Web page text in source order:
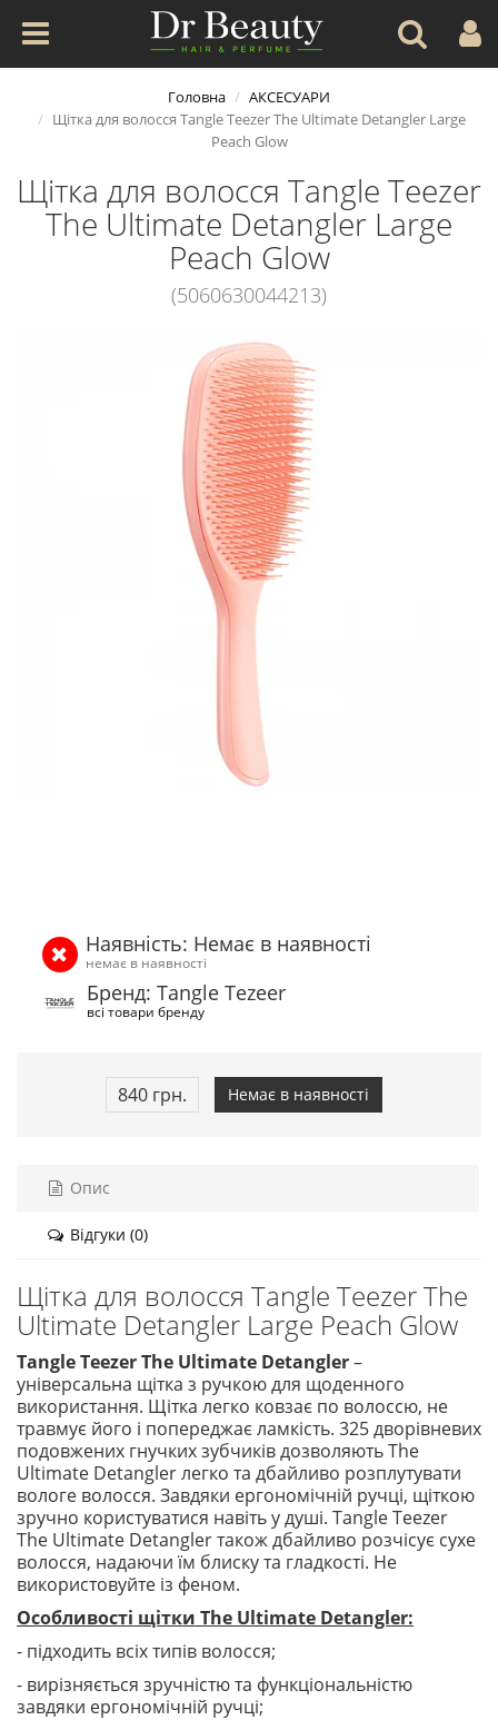
Головна
АКСЕСУАРИ
Щітка для волосся Tangle Teezer The Ultimate Detangler Large
Peach Glow
Щітка для волосся Tangle Teezer
The Ultimate Detangler Large
Peach Glow
(5060630044213)
Наявність: Немає в наявності
немає в наявності
Бренд: Tangle Tezeer
всі товари бренду
840 грн. Немає в наявності
Опис
Відгуки (0)
Щітка для волосся Tangle Teezer The
Ultimate Detangler Large Peach Glow
Tangle Teezer The Ultimate Detangler–
універсальна щітка з ручкою для щоденного
використання. Щітка легко ковзає по волоссю, не
травмує його і попереджає ламкість. 325 дворівневих
подовжених гнучких зубчиків дозволяють The
Ultimate Detangler легко та дбайливо розплутувати
вологе волосся. Завдяки ергономічній ручці, щіткою
зручно користуватися навіть у душі. Tangle Teezer
The Ultimate Detangler також дбайливо розчісує сухе
волосся, надаючи їм блиску та гладкості. Не
використовуйте із феном.
Особливості щітки The Ultimate Detangler:
- підходить всіх типів волосся;
- вирізняється зручністю та функціональністю
завдяки ергономічній ручці;